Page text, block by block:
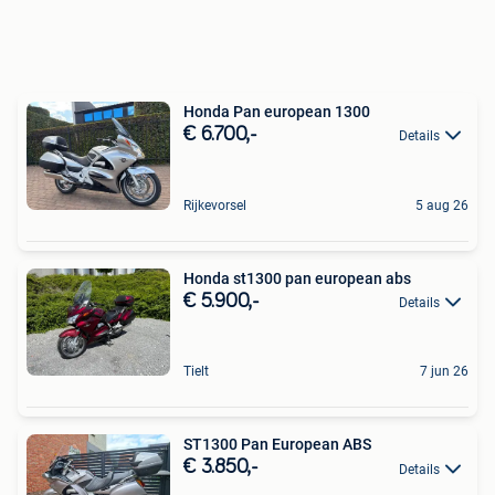
Honda Pan european 1300
€ 6.700,- Details
Rijkevorsel 5 aug 26
Honda st1300 pan european abs
€ 5.900,- Details
Tielt 7 jun 26
ST1300 Pan European ABS
€ 3.850,- Details